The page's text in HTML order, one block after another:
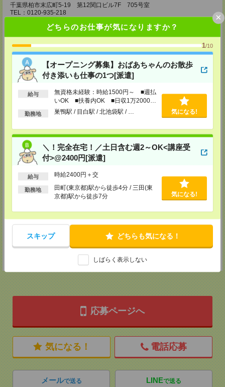
どちらのお仕事が気になりますか？
1/10
【オープニング募集】おばあちゃんのお散歩
付き添いも仕事の1つ[派遣]
給与
無資格未経験：時給1500円～ ■週払
いOK ■扶養内OK ■日収1万2000円
以上
勤務地 巣鴨駅 / 目白駅 / 北池袋駅 / … 気になる!
＼！完全在宅！／土日含む週2～OK<講座受
付>@2400円[派遣]
給与 時給2400円＋交
勤務地
田町(東京都)駅から徒歩4分 / 三田(東
京都)駅から徒歩7分
気になる!
スキップ どちらも気になる！
しばらく表示しない
×
千葉県柏市末広町5-19 第12関口ビル7F 705号室
TEL：0120-935-218
担当：採用担当
メディカルケア事業部 新宿オフィス
東京都新宿区新宿2-3-10 新宿御苑ビル6階
TEL：0120-457-235
MAIL：tenshoku@nikken-ts.jp
担当：採用担当
メディカルケア事業部 立川事業所
東京都立川市錦町1-12-14
TEL：0120-934-200
MAIL：tenshoku@nikken-ts.jp
メディカルケア事業部 町田オフィス
東京都町田市森野1-7-23 大樹生命町田ビル6F
TEL：0120-453-285
MAIL：tenshoku@nikken-ts.jp
メディカルケア事業部 横浜オフィス
神奈川県横浜市保土ケ谷区神戸町134 横浜ビジネスパークサウスタワー
TEL：0120-901-799
MAIL：tenshoku@nikken-ts.jp
担当：採用担当
登録交通費
★今ならご来社登録でQUOカード2000円分をプレゼント中★
応募ページへ
気になる！ 電話応募
メールで送る LINEで送る